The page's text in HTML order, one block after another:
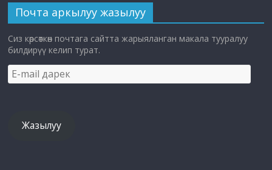
Почта аркылуу жазылуу
Сиз көрсөткөн почтага сайтта жарыяланган макала тууралуу
билдирүү келип турат.
E-
mail
Жазылуу